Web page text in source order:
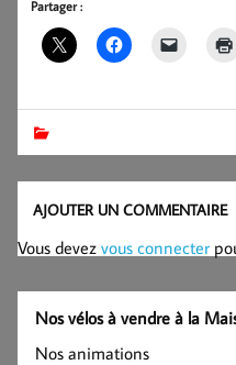
Partager :
AJOUTER UN COMMENTAIRE
Vous devez vous connecter
Nos vélos à vendre à la
Nos animations